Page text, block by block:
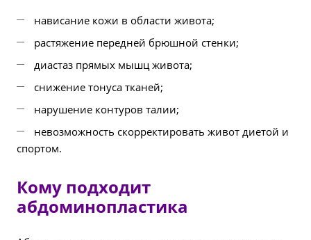
нависание кожи в области живота;
растяжение передней брюшной стенки;
диастаз прямых мышц живота;
снижение тонуса тканей;
нарушение контуров талии;
невозможность скорректировать живот диетой и
спортом.
Кому подходит
абдоминопластика